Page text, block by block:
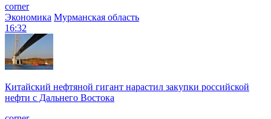
corner
Экономика Мурманская область
16:32
Китайский нефтяной гигант нарастил закупки российской
нефти с Дальнего Востока